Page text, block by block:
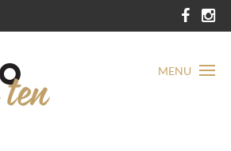
MENU